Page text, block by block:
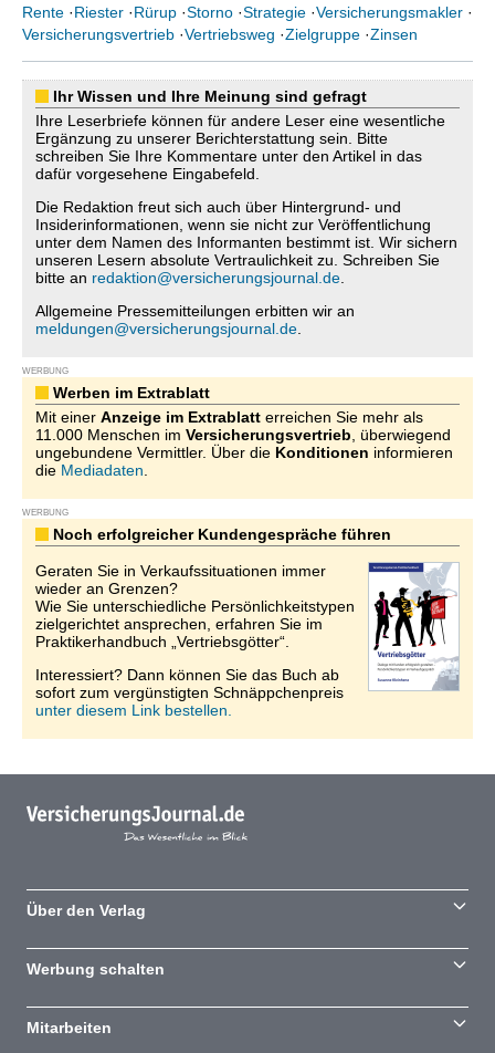
Rente ·Riester ·Rürup ·Storno ·Strategie ·Versicherungsmakler ·
Versicherungsvertrieb ·Vertriebsweg ·Zielgruppe ·Zinsen
Ihr Wissen und Ihre Meinung sind gefragt
Ihre Leserbriefe können für andere Leser eine wesentliche
Ergänzung zu unserer Berichterstattung sein. Bitte
schreiben Sie Ihre Kommentare unter den Artikel in das
dafür vorgesehene Eingabefeld.
Die Redaktion freut sich auch über Hintergrund- und
Insiderinformationen, wenn sie nicht zur Veröffentlichung
unter dem Namen des Informanten bestimmt ist. Wir sichern
unseren Lesern absolute Vertraulichkeit zu. Schreiben Sie
bitte an redaktion@versicherungsjournal.de
Allgemeine Pressemitteilungen erbitten wir an
meldungen@versicherungsjournal.de
WERBUNG
Werben im Extrablatt
Mit einer Anzeige im Extrablatt erreichen Sie mehr als
11.000 Menschen im Versicherungsvertrieb , überwiegend
ungebundene Vermittler. Über die Konditionen informieren
die Mediadaten
WERBUNG
Noch erfolgreicher Kundengespräche führen
Geraten Sie in Verkaufssituationen immer
wieder an Grenzen?
Wie Sie unterschiedliche Persönlichkeitstypen
zielgerichtet ansprechen, erfahren Sie im
Praktikerhandbuch „Vertriebsgötter“.
Interessiert? Dann können Sie das Buch ab
sofort zum vergünstigten Schnäppchenpreis
unter diesem Link bestellen.
Über den Verlag
Werbung schalten
Mitarbeiten